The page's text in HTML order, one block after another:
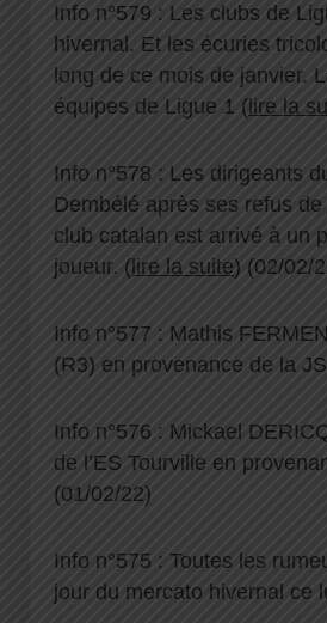
Info n°579 : Les clubs de
hivernal. Et les écuries
long de ce mois de janvier.
équipes de Ligue 1 ( lire la
Info n°578 : Les dirigeants
Dembélé après ses refus
club catalan est arrivé à un
joueur. ( lire la suite) (02/02/
Info n°577 : Mathis
(R3) en provenance de la
Info n°576 : Mickael
de l’ES Tourville en
(01/02/22)
Info n°575 : Toutes les
jour du mercato hivernal ce